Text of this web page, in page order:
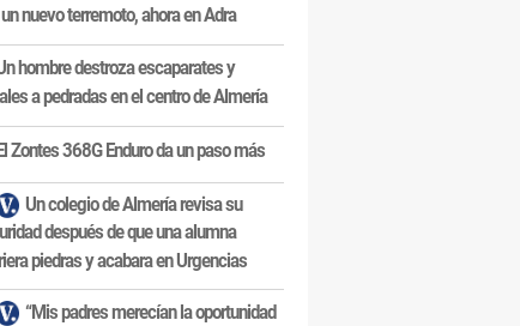
nuevo terremoto, ahora en Adra
hombre destroza escaparates y
a pedradas en el centro de Almería
Zontes 368G Enduro da un paso más
Un colegio de Almería revisa su
después de que una alumna
piedras y acabara en Urgencias
“Mis padres merecían la oportunidad